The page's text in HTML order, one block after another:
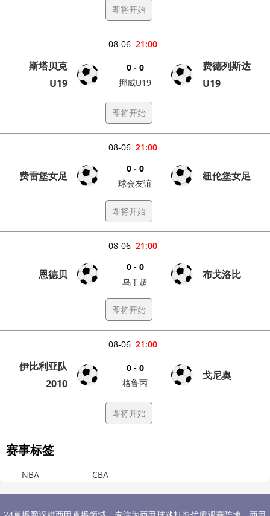
即将开始
21:00
08-06
斯塔贝克
U19
0 - 0
挪威U19
费德列斯达
U19
即将开始
21:00
08-06
费雷堡女足
0 - 0
球会友谊
纽伦堡女足
即将开始
21:00
08-06
恩德贝
0 - 0
乌干超
布戈洛比
即将开始
21:00
08-06
伊比利亚队
2010
0 - 0
格鲁丙
戈尼奥
即将开始
赛事标签
NBA CBA